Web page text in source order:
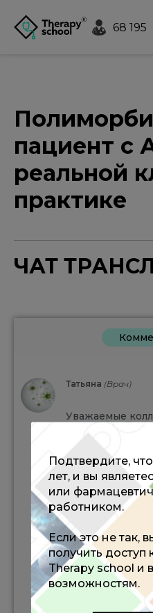
68 195
пациент с
реальной
практике
ЧАТ
Татьяна (Врач)
Уважаемые
пожаловать на
реальной
Мы будем рады
вашим
можете
получить ответ
Подтвердите,
лет, и вы
или
работником.
Если это не так,
получить доступ
Therapy school и
возможностям.